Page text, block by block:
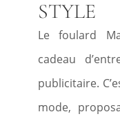
STYLE
Le foulard
cadeau
publicitaire.
mode,